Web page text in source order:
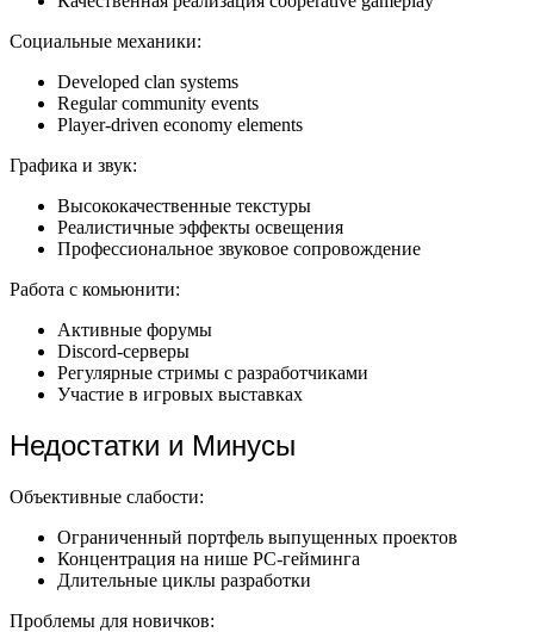
Социальные механики:
Developed clan systems
Regular community events
Player-driven economy elements
Графика и звук:
Высококачественные текстуры
Реалистичные эффекты освещения
Профессиональное звуковое сопровождение
Работа с комьюнити:
Активные форумы
Discord-серверы
Регулярные стримы с разработчиками
Участие в игровых выставках
Недостатки и Минусы
Объективные слабости:
Ограниченный портфель выпущенных проектов
Концентрация на нише PC-гейминга
Длительные циклы разработки
Проблемы для новичков: